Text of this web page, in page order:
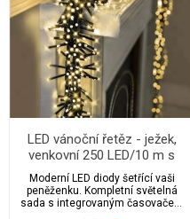
LED vánoční řetěz - ježek,
venkovní 250 LED/10 m s
propojovacím systémem a
časovačem
Moderní LED diody šetřící vaši
peněženku. Kompletní světelná
sada s integrovaným časovačem